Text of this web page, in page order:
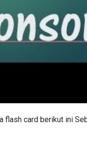
flash card berikut ini